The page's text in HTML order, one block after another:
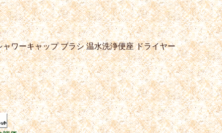
ワーキャップブラシ温水洗浄便座ドライヤー